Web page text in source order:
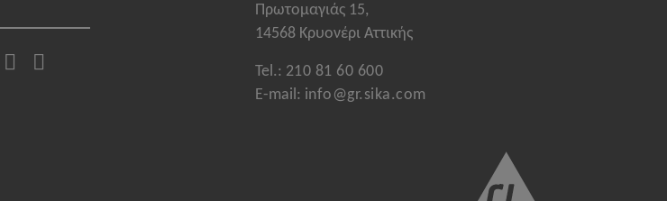
Πρωτομαγιάς 15,
14568 Κρυονέρι Αττικής
Tel.: 210 81 60 600
E-mail: info@gr.sika.com